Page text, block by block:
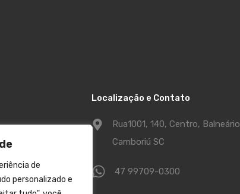
de
personalizado e
privacidade
Localização e Contato
Rua1001, 140, Centro, Balneário
Camboriú SC
47 99709-0300